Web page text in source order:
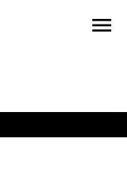
menu